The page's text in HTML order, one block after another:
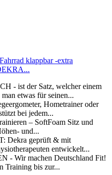
klappbar -extra
- ist der Satz, welcher einem
etwas für seinen...
Hometrainer oder
bei jedem...
– SoftFoam Sitz und
und...
Dekra geprüft & mit
entwickelt...
- Wir machen Deutschland Fit!
Training bis zur...